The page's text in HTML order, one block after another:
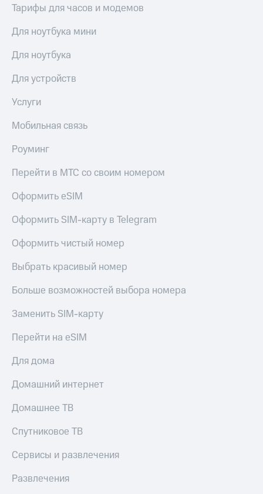
Тарифы для часов и модемов
Для ноутбука мини
Для ноутбука
Для устройств
Услуги
Мобильная связь
Роуминг
Перейти в МТС со своим номером
Оформить eSIM
Оформить SIM-карту в Telegram
Оформить чистый номер
Выбрать красивый номер
Больше возможностей выбора номера
Заменить SIM-карту
Перейти на eSIM
Для дома
Домашний интернет
Домашнее ТВ
Спутниковое ТВ
Сервисы и развлечения
Развлечения